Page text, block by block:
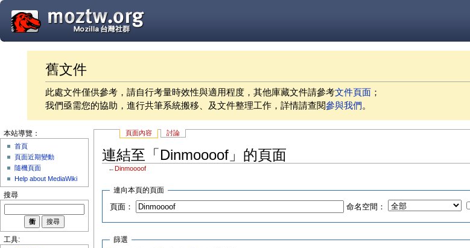
舊文件
此處文件僅供參考，請自行考量時效性與適用程度，其他庫藏文件請參考文件頁面 ；
我們亟需您的協助，進行共筆系統搬移、及文件整理工作，詳情請查閱參與我們。
頁面內容 討論
連結至「Dinmoooof」的頁面
← Dinmoooof
連向本頁的頁面
頁面： 命名空間：
篩選
本站導覽：
首頁
頁面近期變動
隨機頁面
Help about MediaWiki
搜尋
工具: